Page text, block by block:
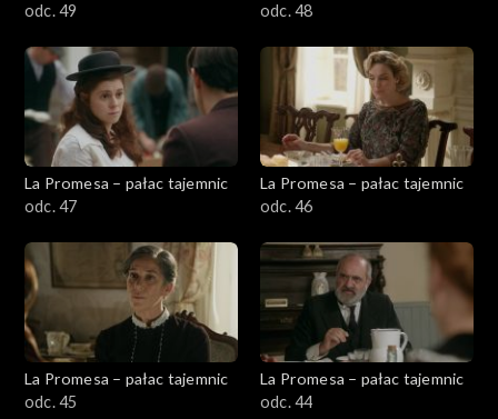
odc. 49
odc. 48
La Promesa – pałac tajemnic
odc. 47
La Promesa – pałac tajemnic
odc. 46
La Promesa – pałac tajemnic
odc. 45
La Promesa – pałac tajemnic
odc. 44